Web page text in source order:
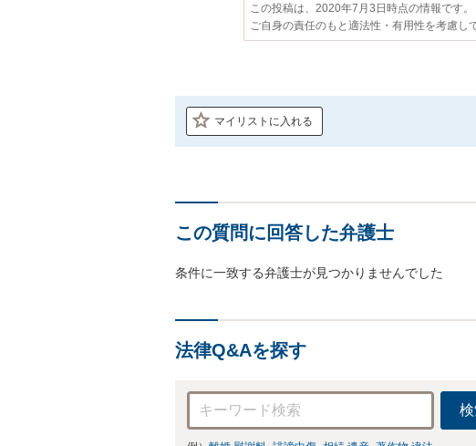
この投稿は、2020年7月3日時点の情報です。
ご自身の責任のもと適法性・有用性を考慮し
マイリストに入れる
この質問に回答した弁護士
条件に一致する弁護士が見つかりませんでした
法律Q&Aを探す